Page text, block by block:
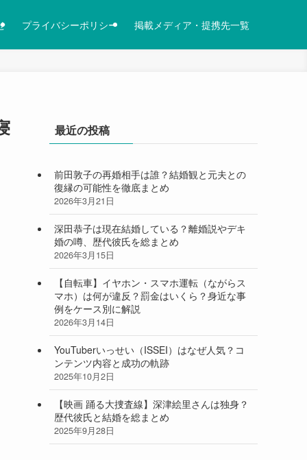
プライバシーポリシー 掲載メディア・提携先一覧
最近の投稿
前田敦子の再婚相手は誰？結婚観と元夫との
復縁の可能性を徹底まとめ
2026年3月21日
深田恭子は現在結婚している？離婚説やデキ
婚の噂、歴代彼氏を総まとめ
2026年3月15日
【自転車】イヤホン・スマホ運転（ながらス
マホ）は何が違反？罰金はいくら？身近な事
例をケース別に解説
2026年3月14日
YouTuberいっせい（ISSEI）はなぜ人気？コ
ンテンツ内容と成功の軌跡
2025年10月2日
【映画 踊る大捜査線】深津絵里さんは独身？
歴代彼氏と結婚を総まとめ
2025年9月28日